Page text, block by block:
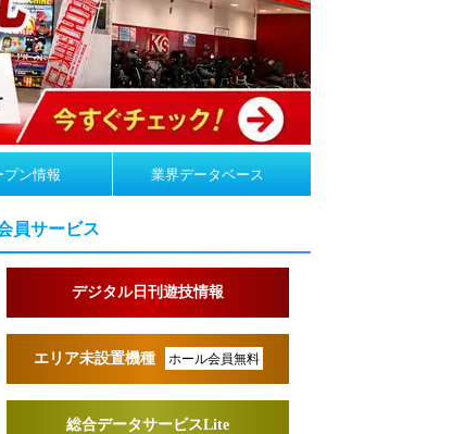
プン情報 業界データベース
員サービス
デジタル日刊遊技情報
エリア未設置機種 ホール会員無料
総合データサービスLite